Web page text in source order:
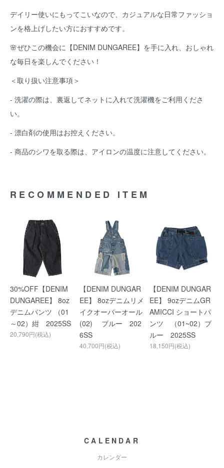
デイリー使いにもってこいなので、カジュアルな日常ファッショ
ンを格上げしたい方におすすめです。
🌸ぜひこの機会に【DENIM DUNGAREE】を手に入れ、おしゃれ
な毎日を楽しんでください！
＜取り扱い注意事項＞
- 洗濯の際は、裏返してネットに入れて洗濯機をご利用くださ
い。
- 漂白剤の使用はお控えください。
- 商品のシワを取る際は、アイロンの温度に注意してください。
RECOMMENDED ITEM
30%OFF【DENIM
DUNGAREE】 8oz
デニムパンツ （01
～02）紺 2025SS
20,790円(税込)
【DENIM DUNGAR
EE】 8ozデニムリメ
イクオーバーオール
(02) ブルー 202
6SS
40,700円(税込)
【DENIM DUNGAR
EE】 9ozデニムGR
AMICCI ショートパ
ンツ （01~02）ブ
ルー 2025SS
18,150円(税込)
CALENDAR
カレンダー